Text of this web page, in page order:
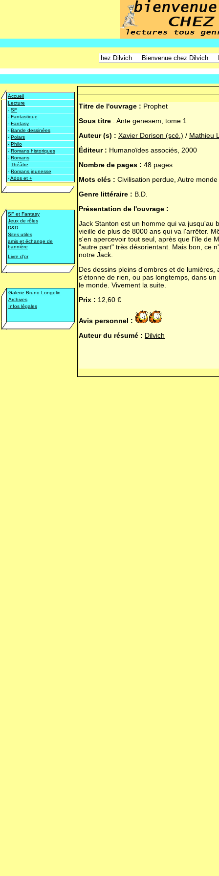
Accueil
Lecture
- SF
- Fantastique
- Fantasy
- Bande dessinées
- Polars
- Philo
- Romans historiques
- Romans
- Théâtre
- Romans jeunesse
-Ados et +
SF et Fantasy
Jeux de rôles
D&D
Sites utiles
amis et échange de
bannière
Livre d'or
Galerie Bruno Longelin
Archives
Infos légales
Titre de l'ouvrage : Prophet
Sous titre : Ante genesem, tome 1
Auteur (s) : Xavier Dorison (scé.) / Mathieu
Éditeur : Humanoïdes associés, 2000
Nombre de pages : 48 pages
Mots clés : Civilisation perdue, Autre monde
Genre littéraire : B.D.
Présentation de l'ouvrage :
Jack Stanton est un homme qui va jusqu'au
vieille de plus de 8000 ans qui va l'arrêter.
s'en apercevoir tout seul, après que l'île de
"autre part" très désorientant. Mais bon, ce
notre Jack.
Des dessins pleins d'ombres et de
s'étonne de rien, ou pas longtemps, dans
le monde. Vivement la suite.
Prix : 12,60 €
Avis personnel :
Auteur du résumé : Dilvich